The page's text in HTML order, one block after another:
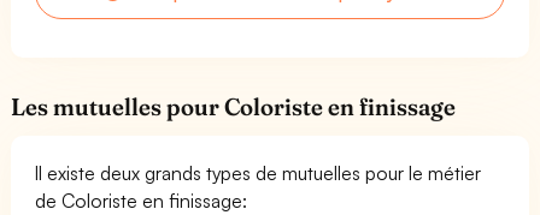
Les mutuelles pour Coloriste en finissage
Il existe deux grands types de mutuelles pour le métier
de Coloriste en finissage: